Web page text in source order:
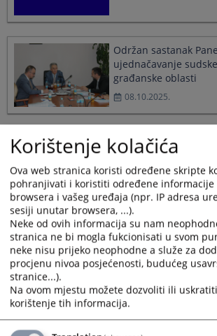
Održan sastanak
ujednačavanje
građanske oblasti
08.10.2025.
Korištenje vještačke
harmonizaciji sudske
02.09.2025.
Nova Pravila o radu
ujednačavanje
15.07.2025.
Korištenje kolačića
Ova web stranica koristi određene skripte
pohranjivati i koristiti određene informacije
browsera i vašeg uređaja (npr. IP adresa
sesiji unutar browsera, ...).
Neke od ovih informacija su nam
stranica ne bi mogla fukcionisati u svom
neke nisu prijeko neophodne a služe za
procjenu nivoa posjećenosti, budućeg
stranice...).
Na ovom mjestu možete dozvoliti ili
korištenje tih informacija.